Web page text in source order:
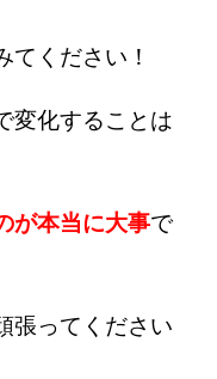
てください！
変化することは
が本当に大事で
張ってください